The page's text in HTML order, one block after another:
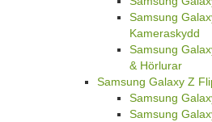
Samsung
Kameraskydd
Samsung
& Hörlurar
Samsung Galaxy Z
Samsung
Samsung